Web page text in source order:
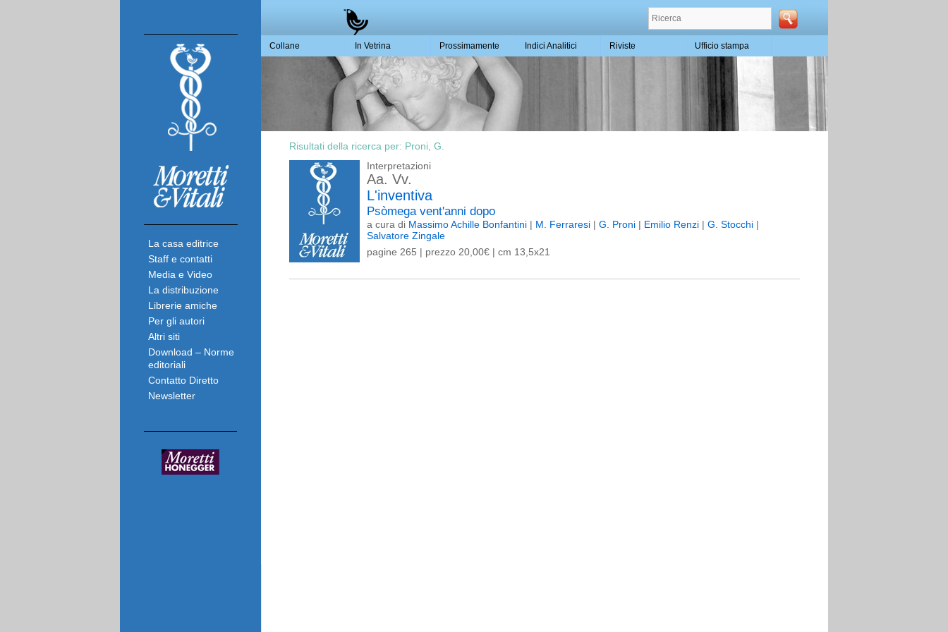
La casa editrice
Staff e contatti
Media e Video
La distribuzione
Librerie amiche
Per gli autori
Altri siti
Download – Norme
editoriali
Contatto Diretto
Newsletter
Collane In Vetrina Prossimamente Indici Analitici Riviste Ufficio stampa
Risultati della ricerca per: Proni, G.
Interpretazioni
Aa. Vv.
L'inventiva
Psòmega vent'anni dopo
a cura di Massimo Achille Bonfantini | M. Ferraresi | G. Proni | Emilio Renzi | G. Stocchi |
Salvatore Zingale
pagine 265 | prezzo 20,00€ | cm 13,5x21